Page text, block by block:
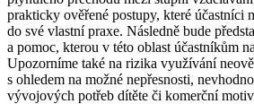
prakticky ověřené postupy, které účastníci
do své vlastní praxe. Následně bude
a pomoc, kterou v této oblast účastníkům
Upozorníme také na rizika využívání
s ohledem na možné nepřesnosti,
vývojových potřeb dítěte či komerční